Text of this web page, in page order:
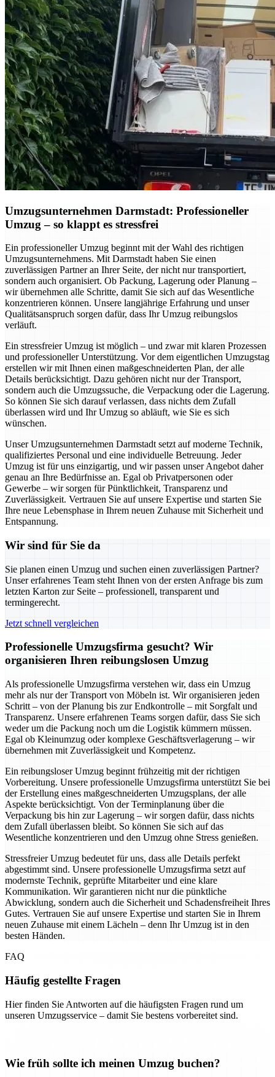
Umzugsunternehmen Darmstadt: Professioneller
Umzug – so klappt es stressfrei
Ein professioneller Umzug beginnt mit der Wahl des richtigen
Umzugsunternehmens. Mit Darmstadt haben Sie einen
zuverlässigen Partner an Ihrer Seite, der nicht nur transportiert,
sondern auch organisiert. Ob Packung, Lagerung oder Planung –
wir übernehmen alle Schritte, damit Sie sich auf das Wesentliche
konzentrieren können. Unsere langjährige Erfahrung und unser
Qualitätsanspruch sorgen dafür, dass Ihr Umzug reibungslos
verläuft.
Ein stressfreier Umzug ist möglich – und zwar mit klaren Prozessen
und professioneller Unterstützung. Vor dem eigentlichen Umzugstag
erstellen wir mit Ihnen einen maßgeschneiderten Plan, der alle
Details berücksichtigt. Dazu gehören nicht nur der Transport,
sondern auch die Umzugssuche, die Verpackung oder die Lagerung.
So können Sie sich darauf verlassen, dass nichts dem Zufall
überlassen wird und Ihr Umzug so abläuft, wie Sie es sich
wünschen.
Unser Umzugsunternehmen Darmstadt setzt auf moderne Technik,
qualifiziertes Personal und eine individuelle Betreuung. Jeder
Umzug ist für uns einzigartig, und wir passen unser Angebot daher
genau an Ihre Bedürfnisse an. Egal ob Privatpersonen oder
Gewerbe – wir sorgen für Pünktlichkeit, Transparenz und
Zuverlässigkeit. Vertrauen Sie auf unsere Expertise und starten Sie
Ihre neue Lebensphase in Ihrem neuen Zuhause mit Sicherheit und
Entspannung.
Wir sind für Sie da
Sie planen einen Umzug und suchen einen zuverlässigen Partner?
Unser erfahrenes Team steht Ihnen von der ersten Anfrage bis zum
letzten Karton zur Seite – professionell, transparent und
termingerecht.
Jetzt schnell vergleichen
Professionelle Umzugsfirma gesucht? Wir
organisieren Ihren reibungslosen Umzug
Als professionelle Umzugsfirma verstehen wir, dass ein Umzug
mehr als nur der Transport von Möbeln ist. Wir organisieren jeden
Schritt – von der Planung bis zur Endkontrolle – mit Sorgfalt und
Transparenz. Unsere erfahrenen Teams sorgen dafür, dass Sie sich
weder um die Packung noch um die Logistik kümmern müssen.
Egal ob Kleinumzug oder komplexe Geschäftsverlagerung – wir
übernehmen mit Zuverlässigkeit und Kompetenz.
Ein reibungsloser Umzug beginnt frühzeitig mit der richtigen
Vorbereitung. Unsere professionelle Umzugsfirma unterstützt Sie bei
der Erstellung eines maßgeschneiderten Umzugsplans, der alle
Aspekte berücksichtigt. Von der Terminplanung über die
Verpackung bis hin zur Lagerung – wir sorgen dafür, dass nichts
dem Zufall überlassen bleibt. So können Sie sich auf das
Wesentliche konzentrieren und den Umzug ohne Stress genießen.
Stressfreier Umzug bedeutet für uns, dass alle Details perfekt
abgestimmt sind. Unsere professionelle Umzugsfirma setzt auf
modernste Technik, geprüfte Mitarbeiter und eine klare
Kommunikation. Wir garantieren nicht nur die pünktliche
Abwicklung, sondern auch die Sicherheit und Schadensfreiheit Ihres
Gutes. Vertrauen Sie auf unsere Expertise und starten Sie in Ihrem
neuen Zuhause mit einem Lächeln – denn Ihr Umzug ist in den
besten Händen.
FAQ
Häufig gestellte Fragen
Hier finden Sie Antworten auf die häufigsten Fragen rund um
unseren Umzugsservice – damit Sie bestens vorbereitet sind.
Wie früh sollte ich meinen Umzug buchen?